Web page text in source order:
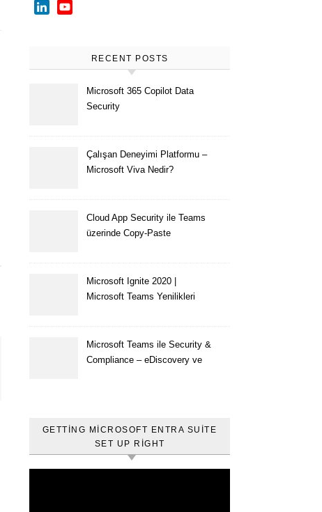
LinkedIn
RECENT POSTS
Microsoft 365 Copilot Data
Security
Çalışan Deneyimi Platformu –
Microsoft Viva Nedir?
Cloud App Security ile Teams
üzerinde Copy-Paste
Microsoft Ignite 2020 |
Microsoft Teams Yenilikleri
Microsoft Teams ile Security &
Compliance – eDiscovery ve
GETTING MICROSOFT ENTRA SUITE
SET UP RIGHT